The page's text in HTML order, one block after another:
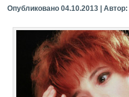
Опубликовано 04.10.2013 Автор: